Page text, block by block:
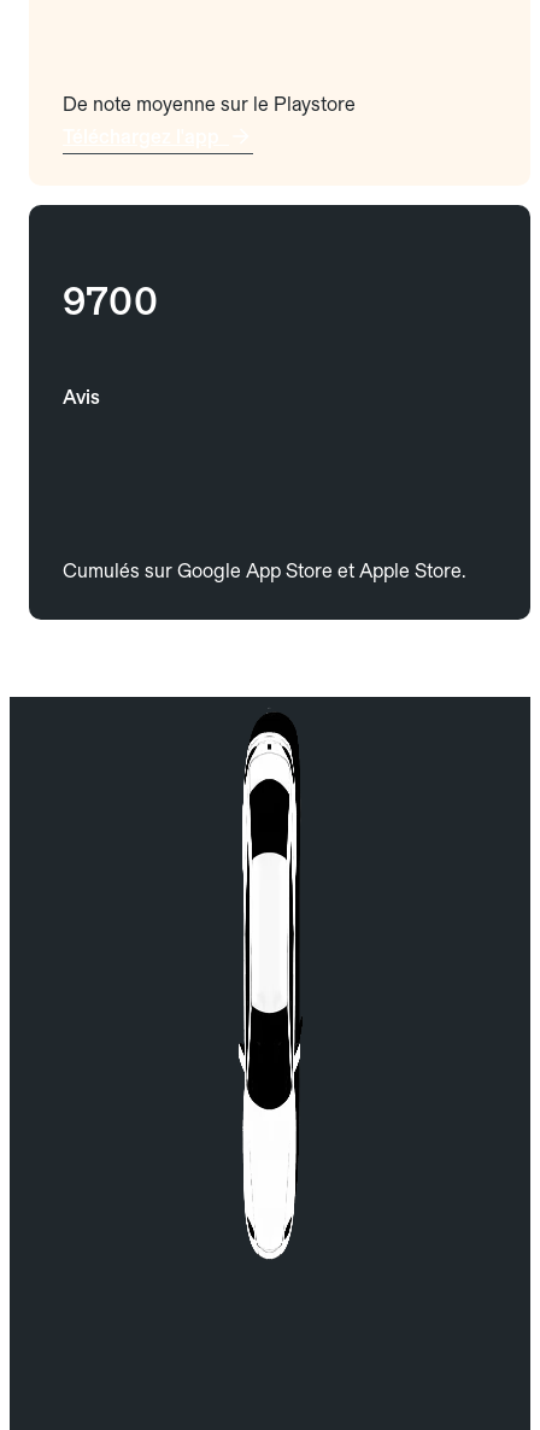
De note moyenne sur le Playstore
9700
Avis
Cumulés sur Google App Store et Apple Store.